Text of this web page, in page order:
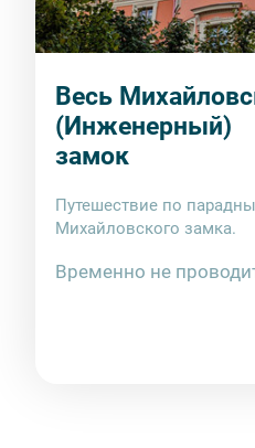
Весь
(Инженерный)
замок
Путешествие по
Михайловского замка.
Временно не